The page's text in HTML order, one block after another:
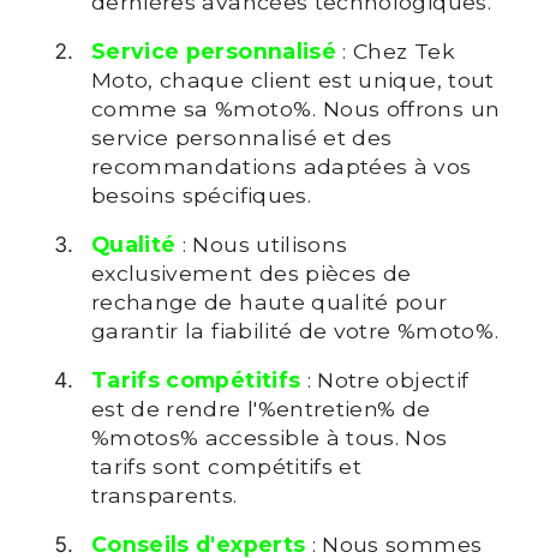
Service personnalisé : Chez Tek
Moto, chaque client est unique, tout
comme sa %moto%. Nous offrons un
service personnalisé et des
recommandations adaptées à vos
besoins spécifiques.
Qualité : Nous utilisons
exclusivement des pièces de
rechange de haute qualité pour
garantir la fiabilité de votre %moto%.
Tarifs compétitifs : Notre objectif
est de rendre l'%entretien% de
%motos% accessible à tous. Nos
tarifs sont compétitifs et
transparents.
Conseils d'experts : Nous sommes